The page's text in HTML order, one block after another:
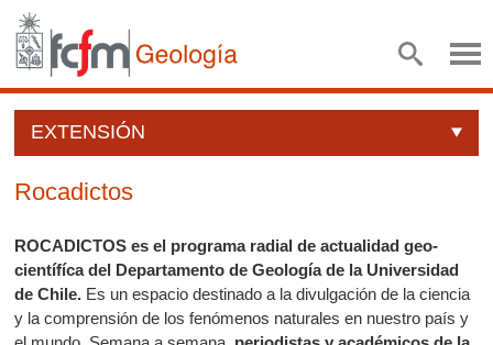
EXTENSIÓN
Rocadictos
ROCADICTOS es el programa radial de actualidad geo-
científíca del Departamento de Geología de la Universidad
de Chile. Es un espacio destinado a la divulgación de la ciencia
y la comprensión de los fenómenos naturales en nuestro país y